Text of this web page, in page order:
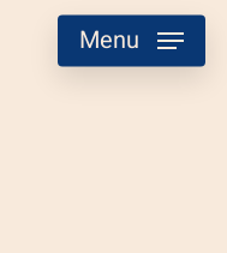
Menu